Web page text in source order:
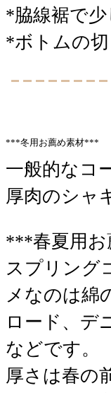
*脇線裾で少
*ボトムの
***冬用お薦め素材***
一般的なコ
厚肉のシャ
***春夏用
スプリング
メなのは綿
ロード、デ
などです。
厚さは春の